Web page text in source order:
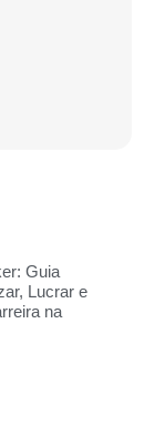
Guia
Lucrar e
na